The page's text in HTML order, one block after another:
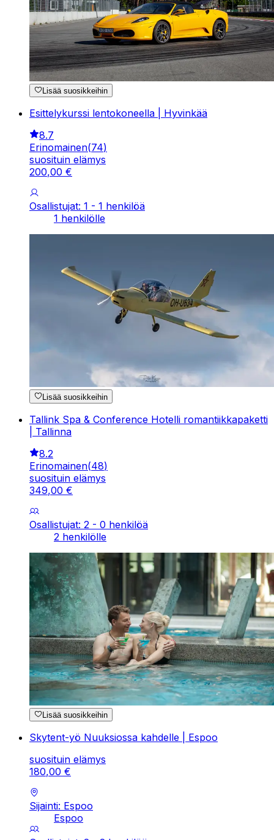
Lisää suosikkeihin
Esittelykurssi lentokoneella | Hyvinkää
8.7
Erinomainen(74)
suosituin elämys
200,00 €
Osallistujat: 1 - 1 henkilöä
1 henkilölle
Lisää suosikkeihin
Tallink Spa & Conference Hotelli romantiikkapaketti
| Tallinna
8.2
Erinomainen(48)
suosituin elämys
349,00 €
Osallistujat: 2 - 0 henkilöä
2 henkilölle
Lisää suosikkeihin
Skytent-yö Nuuksiossa kahdelle | Espoo
suosituin elämys
180,00 €
Sijainti: Espoo
Espoo